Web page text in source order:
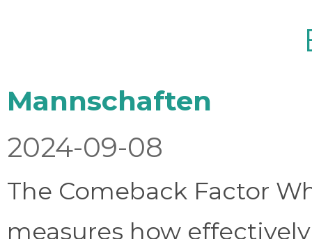
Mannschaften
2024-09-08
The Comeback Factor
measures how